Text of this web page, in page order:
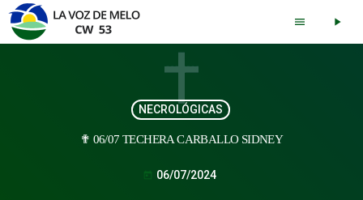
menu play_arrow
NECROLÓGICAS
✟ 06/07 TECHERA CARBALLO SIDNEY
today 06/07/2024